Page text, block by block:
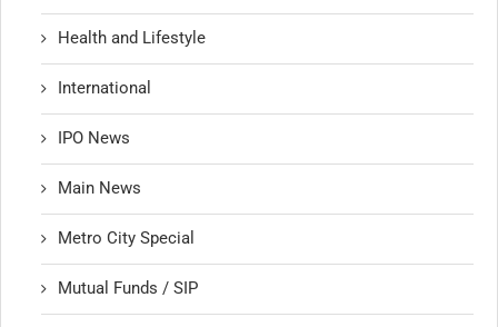
Health and Lifestyle
International
IPO News
Main News
Metro City Special
Mutual Funds / SIP